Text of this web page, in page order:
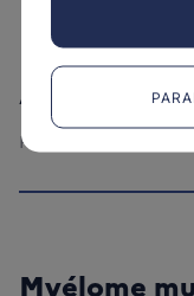
Leucémies
ALD n°30 - Guide
PDF
Myélome